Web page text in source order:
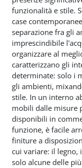
funzionalità e stile.
case
separazione fra gli
imprescindibile
organizzare al
caratterizzano gli
determinate: solo i
gli ambienti,
stile. In un interno
mobili dalle misure
disponibili in
funzione, è facile
finiture a
cui variare: il legno,
solo alcune delle